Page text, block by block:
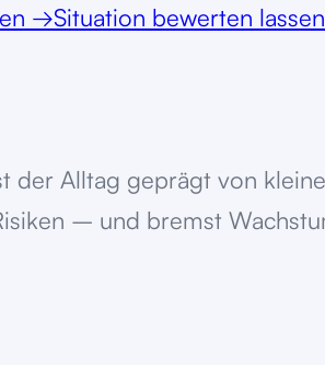
→Situation bewerten lassen
der Alltag geprägt von
– und bremst